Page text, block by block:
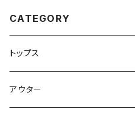
CATEGORY
トップス
スウェット・パーカー
アウター